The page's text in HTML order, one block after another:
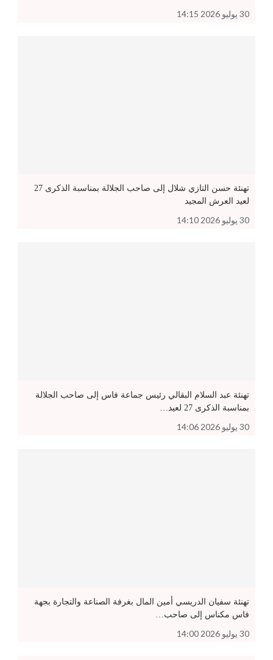
30 يوليو 2026 14:15
تهنئة حسن التازي شلال إلى صاحب الجلالة بمناسبة الذكرى 27
لعيد العرش المجيد
30 يوليو 2026 14:10
تهنئة عبد السلام البقالي رئيس جماعة فاس إلى صاحب الجلالة
بمناسبة الذكرى 27 لعيد…
30 يوليو 2026 14:06
تهنئة سفيان الدريسي أمين المال بغرفة الصناعة والتجارة بجهة
فاس مكناس إلى صاحب…
30 يوليو 2026 14:00